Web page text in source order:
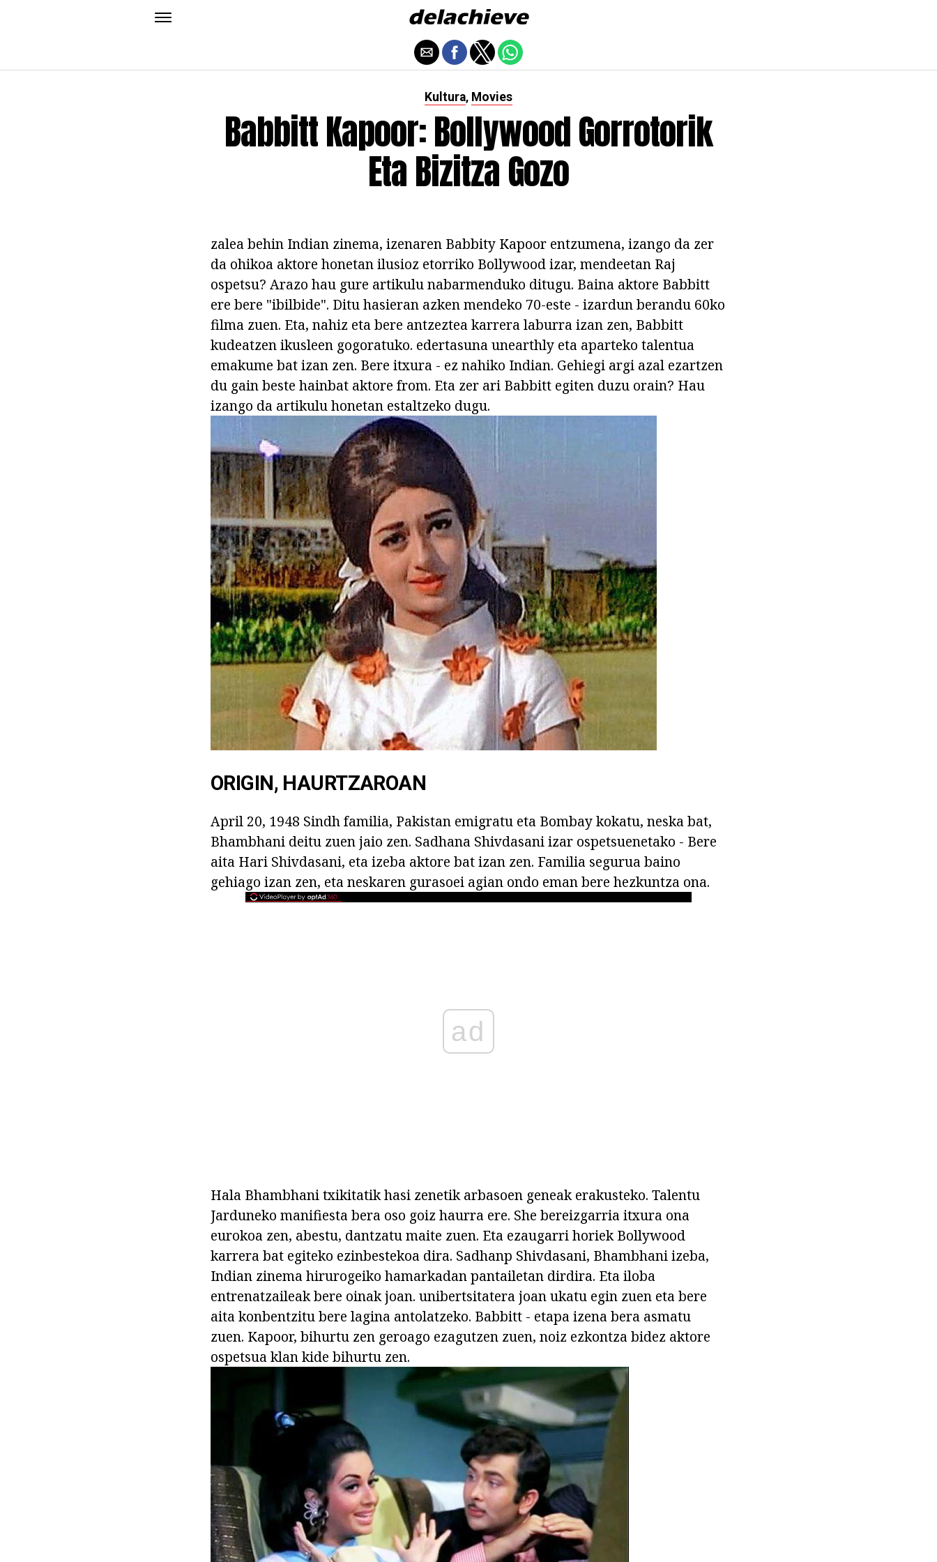
Kultura, Movies
Babbitt Kapoor: Bollywood Gorrotorik
Eta Bizitza Gozo
zalea behin Indian zinema, izenaren Babbity Kapoor entzumena, izango da zer
da ohikoa aktore honetan ilusioz etorriko Bollywood izar, mendeetan Raj
ospetsu? Arazo hau gure artikulu nabarmenduko ditugu. Baina aktore Babbitt
ere bere "ibilbide". Ditu hasieran azken mendeko 70-este - izardun berandu 60ko
filma zuen. Eta, nahiz eta bere antzeztea karrera laburra izan zen, Babbitt
kudeatzen ikusleen gogoratuko. edertasuna unearthly eta aparteko talentua
emakume bat izan zen. Bere itxura - ez nahiko Indian. Gehiegi argi azal ezartzen
du gain beste hainbat aktore from. Eta zer ari Babbitt egiten duzu orain? Hau
izango da artikulu honetan estaltzeko dugu.
ORIGIN, HAURTZAROAN
April 20, 1948 Sindh familia, Pakistan emigratu eta Bombay kokatu, neska bat,
Bhambhani deitu zuen jaio zen. Sadhana Shivdasani izar ospetsuenetako - Bere
aita Hari Shivdasani, eta izeba aktore bat izan zen. Familia segurua baino
gehiago izan zen, eta neskaren gurasoei agian ondo eman bere hezkuntza ona.
ad
Hala Bhambhani txikitatik hasi zenetik arbasoen geneak erakusteko. Talentu
Jarduneko manifiesta bera oso goiz haurra ere. She bereizgarria itxura ona
eurokoa zen, abestu, dantzatu maite zuen. Eta ezaugarri horiek Bollywood
karrera bat egiteko ezinbestekoa dira. Sadhanp Shivdasani, Bhambhani izeba,
Indian zinema hirurogeiko hamarkadan pantailetan dirdira. Eta iloba
entrenatzaileak bere oinak joan. unibertsitatera joan ukatu egin zuen eta bere
aita konbentzitu bere lagina antolatzeko. Babbitt - etapa izena bera asmatu
zuen. Kapoor, bihurtu zen geroago ezagutzen zuen, noiz ezkontza bidez aktore
ospetsua klan kide bihurtu zen.